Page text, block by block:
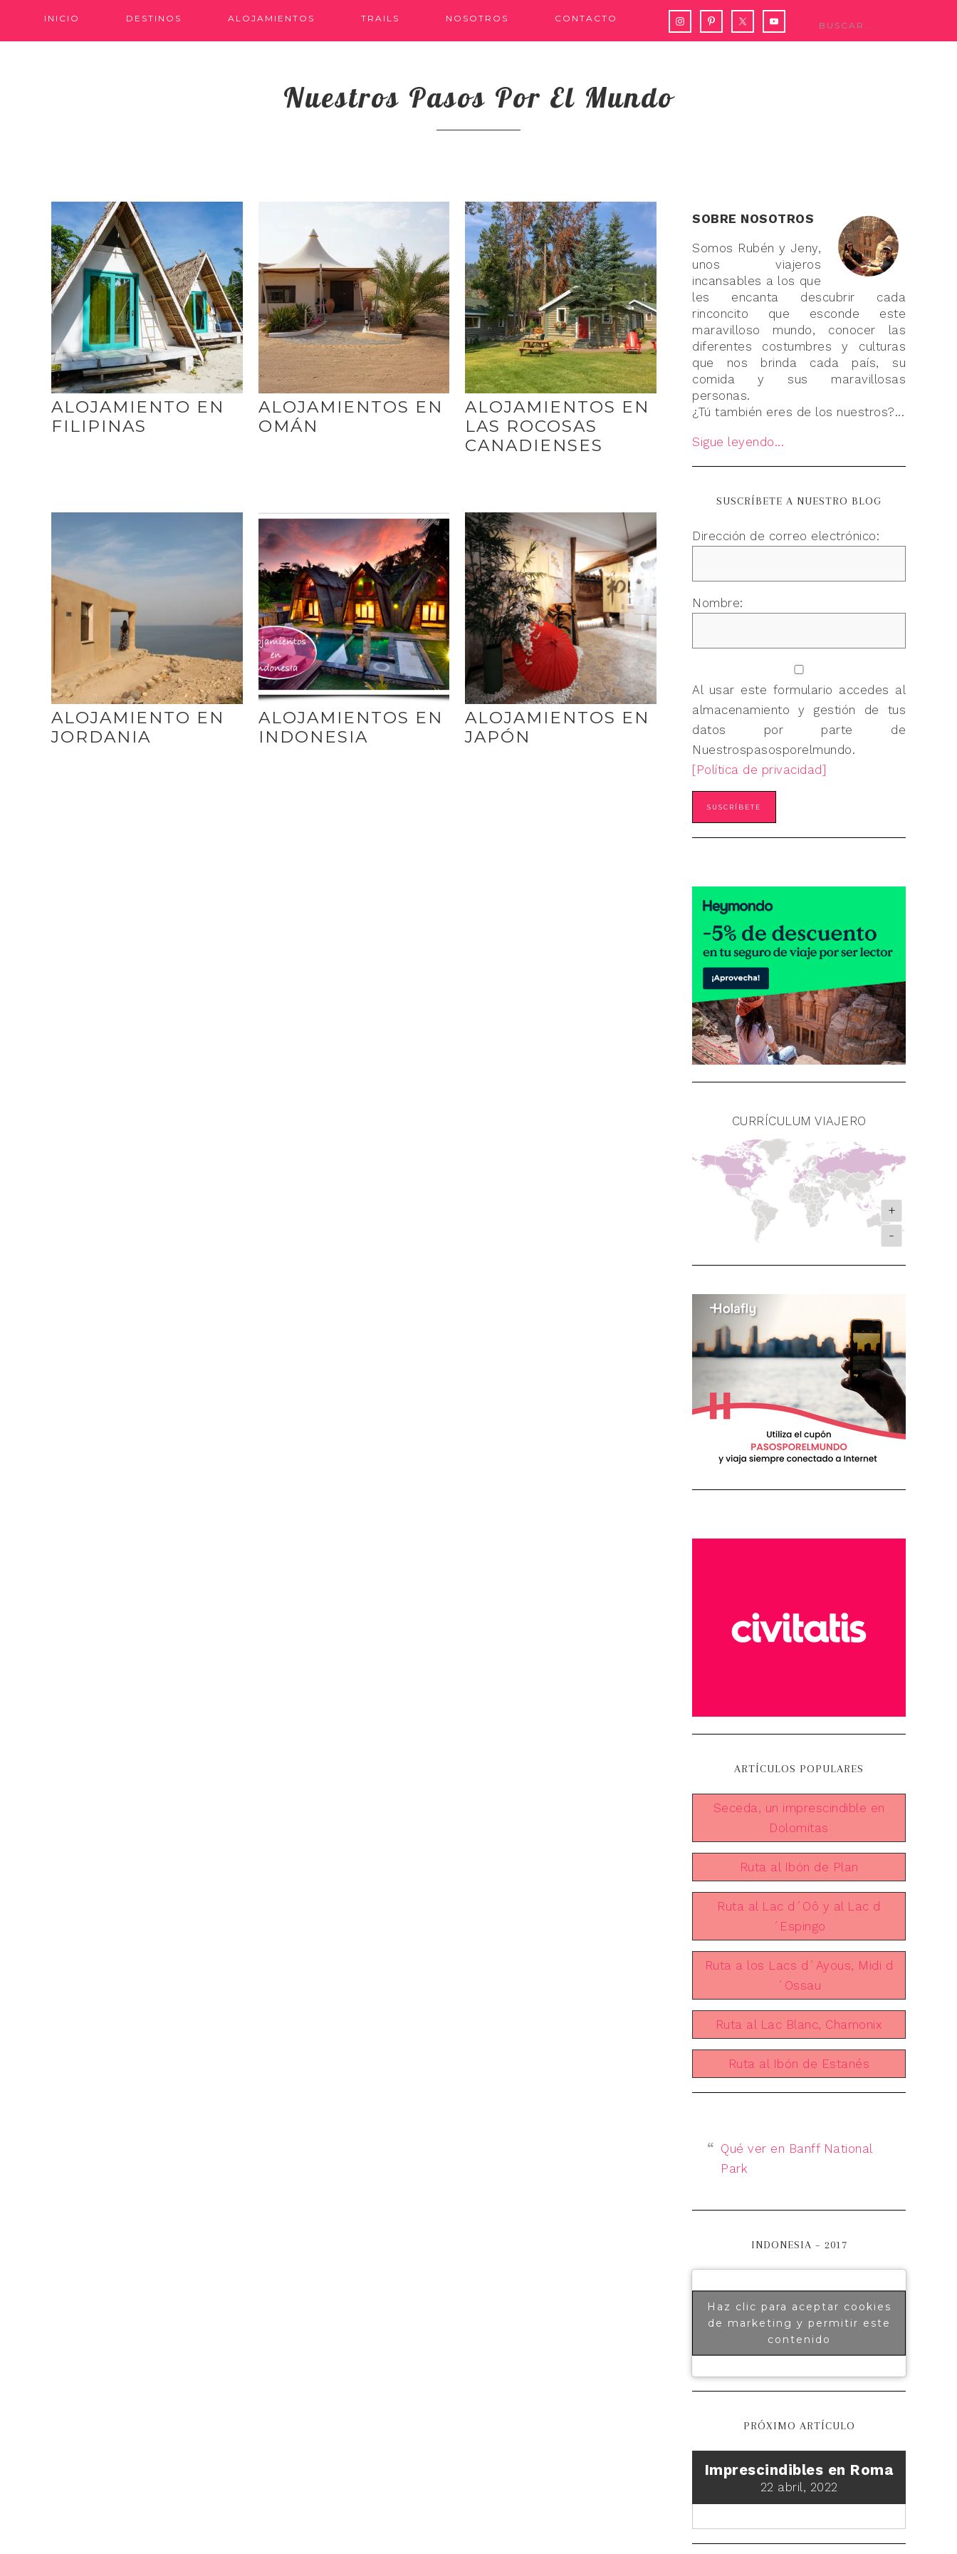
INICIO DESTINOS ALOJAMIENTOS TRAILS NOSOTROS CONTACTO
Nuestros Pasos Por El Mundo
ALOJAMIENTO EN
FILIPINAS
ALOJAMIENTOS EN
OMÁN
ALOJAMIENTOS EN
LAS ROCOSAS
CANADIENSES
ALOJAMIENTO EN
JORDANIA
ALOJAMIENTOS EN
INDONESIA
ALOJAMIENTOS EN
JAPÓN
SOBRE NOSOTROS
Somos Rubén y Jeny,
unos viajeros
incansables a los que
les encanta descubrir cada
rinconcito que esconde este
maravilloso mundo, conocer las
diferentes costumbres y culturas
que nos brinda cada país, su
comida y sus maravillosas
personas.
¿Tú también eres de los nuestros?...
Sigue leyendo...
SUSCRÍBETE A NUESTRO BLOG
Dirección de correo electrónico:
Nombre:
Al usar este formulario accedes al
almacenamiento y gestión de tus
datos por parte de
Nuestrospasosporelmundo.
[Política de privacidad]
CURRÍCULUM VIAJERO
+
-
ARTÍCULOS POPULARES
Seceda, un imprescindible en
Dolomitas
Ruta al Ibón de Plan
Ruta al Lac d´Oô y al Lac d
´Espingo
Ruta a los Lacs d´Ayous, Midi d
´Ossau
Ruta al Lac Blanc, Chamonix
Ruta al Ibón de Estanés
Qué ver en Banff National
Park
INDONESIA – 2017
Haz clic para aceptar cookies
de marketing y permitir este
contenido
PRÓXIMO ARTÍCULO
Imprescindibles en Roma
22 abril, 2022